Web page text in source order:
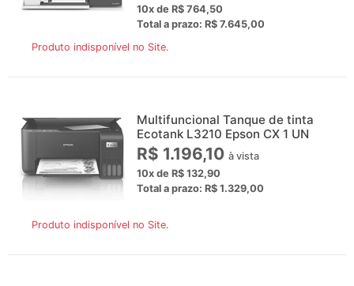
10x de R$ 764,50
Total a prazo: R$ 7.645,00
Produto indisponível no Site.
Multifuncional Tanque de tinta
Ecotank L3210 Epson CX 1 UN
R$ 1.196,10 à vista
10x de R$ 132,90
Total a prazo: R$ 1.329,00
Produto indisponível no Site.